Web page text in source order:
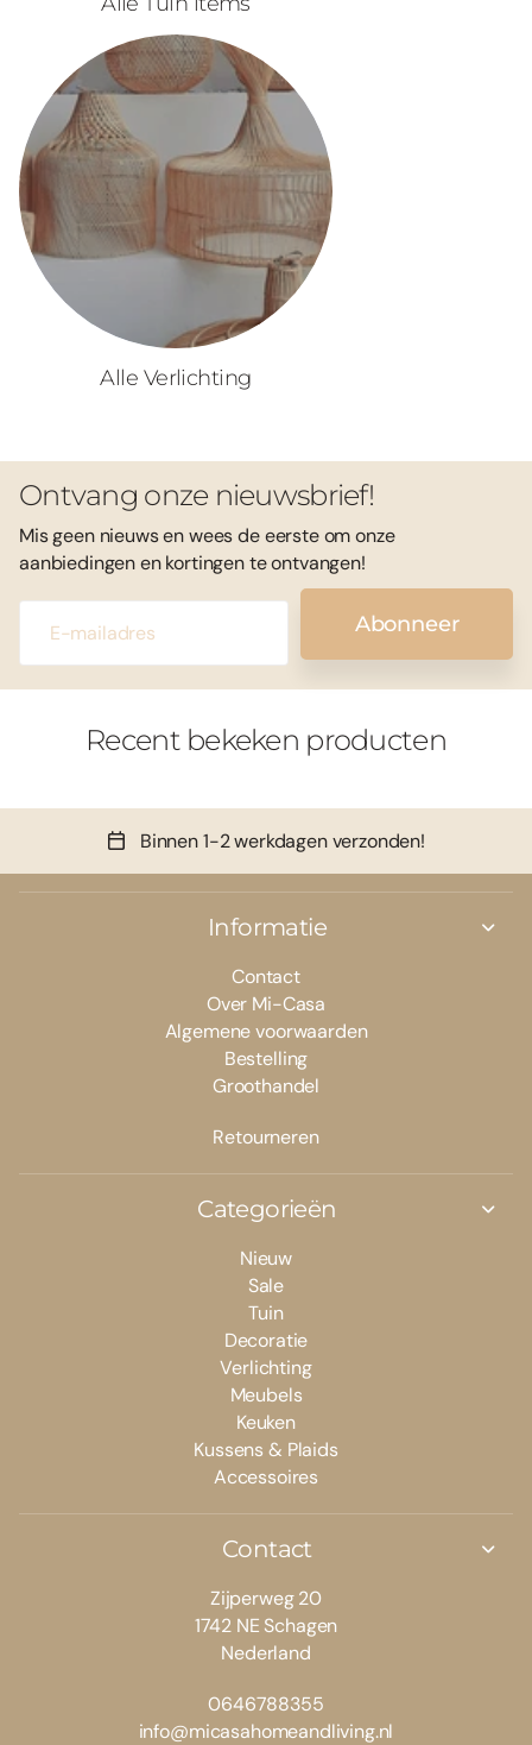
Alle Verlichting
Ontvang onze nieuwsbrief!
Mis geen nieuws en wees de eerste om onze
aanbiedingen en kortingen te ontvangen!
Abonneer
Recent bekeken producten
Binnen 1-2 werkdagen verzonden!
Informatie
Contact
Over Mi-Casa
Algemene voorwaarden
Bestelling
Groothandel
Retourneren
Categorieën
Nieuw
Sale
Tuin
Decoratie
Verlichting
Meubels
Keuken
Kussens & Plaids
Accessoires
Contact
Zijperweg 20
1742 NE Schagen
Nederland
0646788355
info@micasahomeandliving.nl